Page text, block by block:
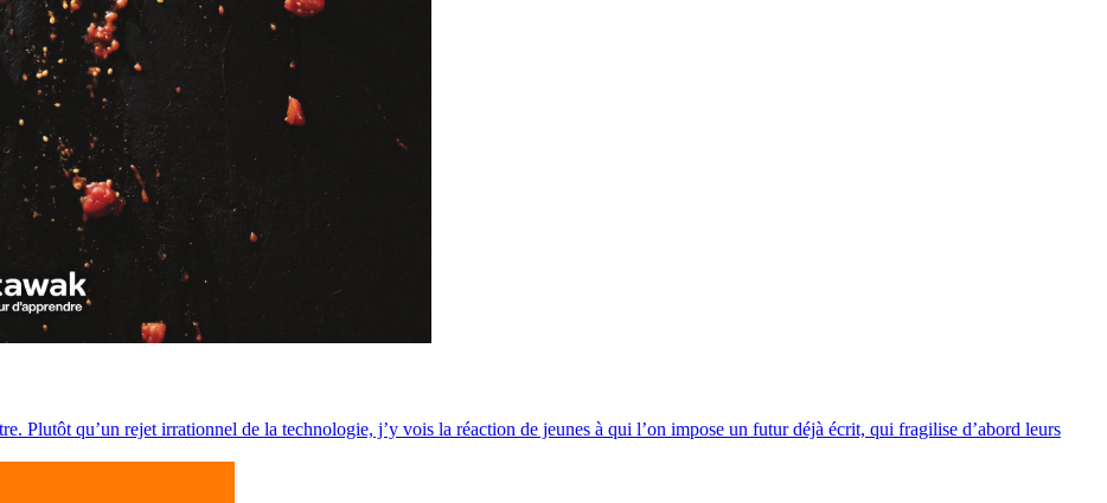
Plutôt qu’un rejet irrationnel de la technologie, j’y vois la réaction de jeunes à qui l’on impose un futur déjà écrit, qui fragilise d’abord leurs